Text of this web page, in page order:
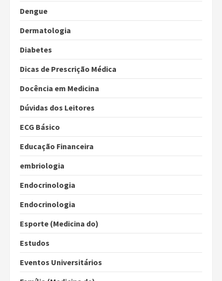
Dengue
Dermatologia
Diabetes
Dicas de Prescrição Médica
Docência em Medicina
Dúvidas dos Leitores
ECG Básico
Educação Financeira
embriologia
Endocrinologia
Endocrinologia
Esporte (Medicina do)
Estudos
Eventos Universitários